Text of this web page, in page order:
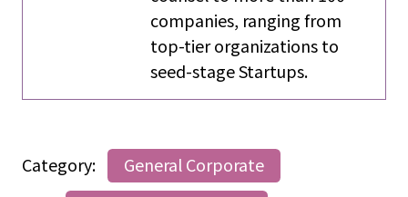
companies, ranging from
top-tier organizations to
seed-stage Startups.
Category:
General Corporate